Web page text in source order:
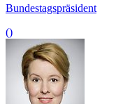
Bundestagspräsident
()